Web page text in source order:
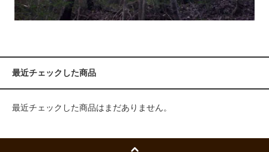
最近チェックした商品
最近チェックした商品はまだありません。